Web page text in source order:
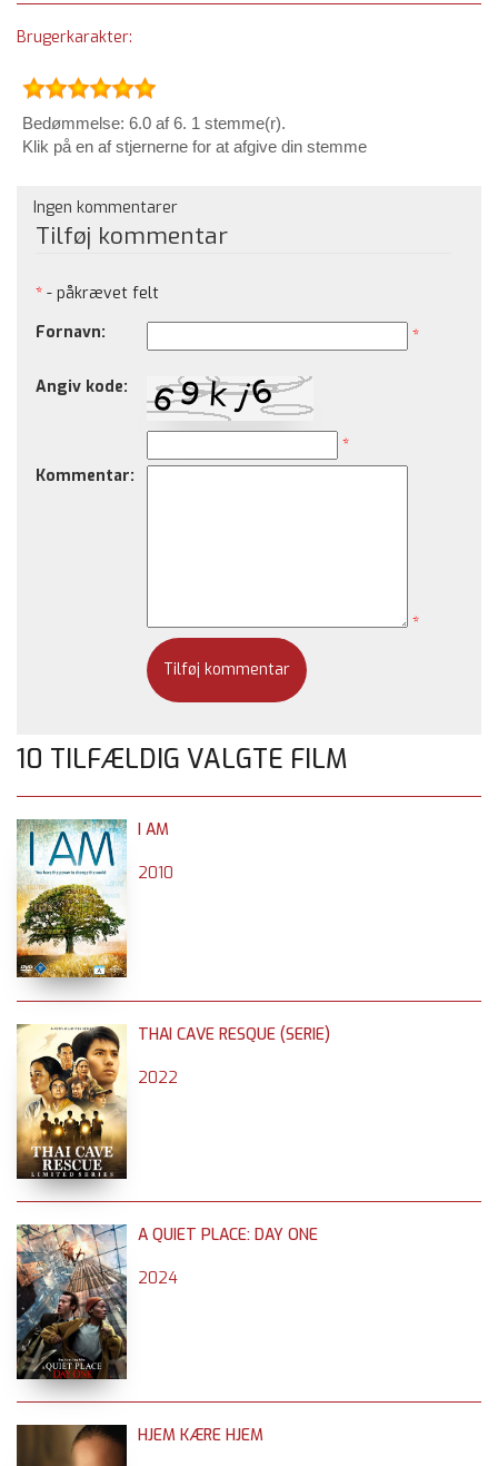
Brugerkarakter:
Bedømmelse: 6.0 af 6. 1 stemme(r).
Klik på en af stjernerne for at afgive din stemme
Ingen kommentarer
Tilføj kommentar
* - påkrævet felt
Fornavn:
*
Angiv kode:
*
Kommentar:
*
10 TILFÆLDIG VALGTE FILM
I AM
2010
THAI CAVE RESQUE (SERIE)
2022
A QUIET PLACE: DAY ONE
2024
HJEM KÆRE HJEM